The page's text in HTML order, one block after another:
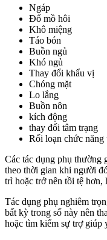
Ngáp
Đổ mồ hôi
Khô miệng
Táo bón
Buồn ngủ
Khó ngủ
Thay đổi khẩu vị
Chóng mặt
Lo lắng
Buồn nôn
kích động
thay đổi tâm trạng
Rối loạn chức năng
Các tác dụng phụ thường
theo thời gian khi người
trì hoặc trở nên tồi tệ hơn,
Tác dụng phụ nghiêm
bất kỳ trong số này nên
hoặc tìm kiếm sự trợ giúp